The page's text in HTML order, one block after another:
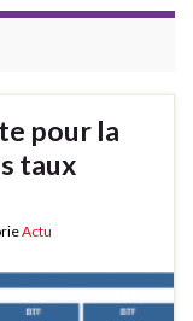
pour la
taux
Actu